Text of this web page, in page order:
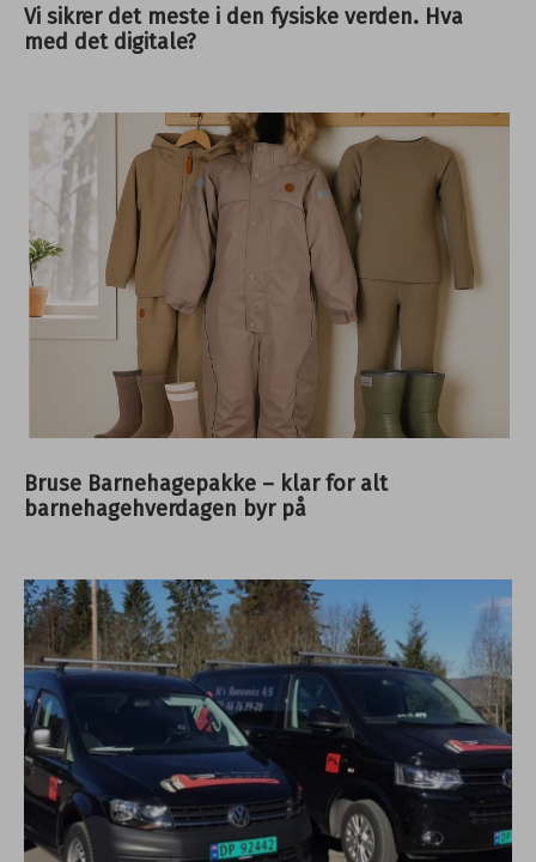
Vi sikrer det meste i den fysiske verden. Hva
med det digitale?
Bruse Barnehagepakke – klar for alt
barnehagehverdagen byr på